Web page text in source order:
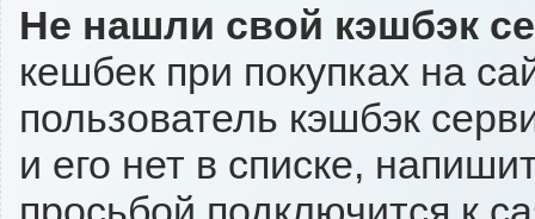
Не нашли свой кэшбэк
кешбек при покупках на
пользователь кэшбэк
и его нет в списке,